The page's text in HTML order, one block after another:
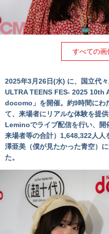
すべての画
2025年3⽉26⽇(⽔) に、国⽴代
ULTRA TEENS FES- 2025
docomo」を開催。約9時間にわ
て、来場者にリアルな体験を提
Leminoでライブ配信を⾏い、開
来場者等の合計）1,648,322⼈⼈
澤亜美（僕が見たかった青空）
た。